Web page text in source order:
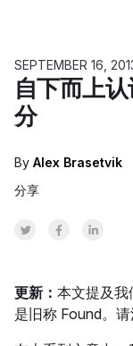
SEPTEMBER 16,
自下而上认
分
By Alex Brasetvik
分享
Share on Twitter
Share on
Share
更新： 本文提及我
是旧称 Found。